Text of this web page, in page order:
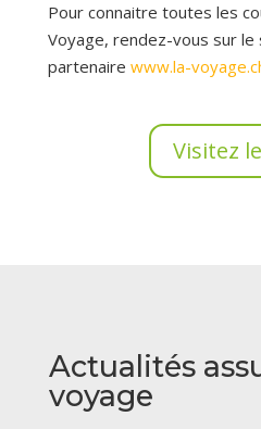
Pour connaitre toutes les
Voyage, rendez-vous sur
partenaire www.la-
Visitez
Actualités
voyage